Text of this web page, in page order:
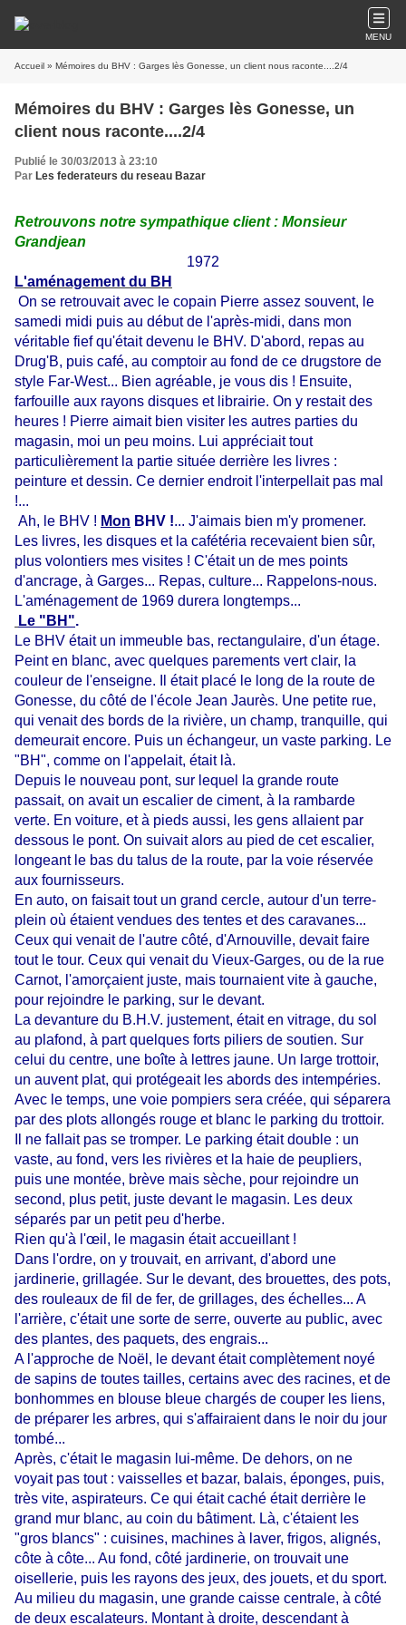
MENU
Accueil » Mémoires du BHV : Garges lès Gonesse, un client nous raconte....2/4
Mémoires du BHV : Garges lès Gonesse, un
client nous raconte....2/4
Publié le 30/03/2013 à 23:10
Par Les federateurs du reseau Bazar
Retrouvons notre sympathique client : Monsieur
Grandjean
1972
L'aménagement du BH
On se retrouvait avec le copain Pierre assez souvent, le
samedi midi puis au début de l'après-midi, dans mon
véritable fief qu'était devenu le BHV. D'abord, repas au
Drug'B, puis café, au comptoir au fond de ce drugstore de
style Far-West... Bien agréable, je vous dis ! Ensuite,
farfouille aux rayons disques et librairie. On y restait des
heures ! Pierre aimait bien visiter les autres parties du
magasin, moi un peu moins. Lui appréciait tout
particulièrement la partie située derrière les livres :
peinture et dessin. Ce dernier endroit l'interpellait pas mal
!...
Ah, le BHV ! Mon BHV !... J'aimais bien m'y promener.
Les livres, les disques et la cafétéria recevaient bien sûr,
plus volontiers mes visites ! C'était un de mes points
d'ancrage, à Garges... Repas, culture... Rappelons-nous.
L'aménagement de 1969 durera longtemps...
Le "BH".
Le BHV était un immeuble bas, rectangulaire, d'un étage.
Peint en blanc, avec quelques parements vert clair, la
couleur de l'enseigne. Il était placé le long de la route de
Gonesse, du côté de l'école Jean Jaurès. Une petite rue,
qui venait des bords de la rivière, un champ, tranquille, qui
demeurait encore. Puis un échangeur, un vaste parking. Le
"BH", comme on l'appelait, était là.
Depuis le nouveau pont, sur lequel la grande route
passait, on avait un escalier de ciment, à la rambarde
verte. En voiture, et à pieds aussi, les gens allaient par
dessous le pont. On suivait alors au pied de cet escalier,
longeant le bas du talus de la route, par la voie réservée
aux fournisseurs.
En auto, on faisait tout un grand cercle, autour d'un terre-
plein où étaient vendues des tentes et des caravanes...
Ceux qui venait de l'autre côté, d'Arnouville, devait faire
tout le tour. Ceux qui venait du Vieux-Garges, ou de la rue
Carnot, l'amorçaient juste, mais tournaient vite à gauche,
pour rejoindre le parking, sur le devant.
La devanture du B.H.V. justement, était en vitrage, du sol
au plafond, à part quelques forts piliers de soutien. Sur
celui du centre, une boîte à lettres jaune. Un large trottoir,
un auvent plat, qui protégeait les abords des intempéries.
Avec le temps, une voie pompiers sera créée, qui séparera
par des plots allongés rouge et blanc le parking du trottoir.
Il ne fallait pas se tromper. Le parking était double : un
vaste, au fond, vers les rivières et la haie de peupliers,
puis une montée, brève mais sèche, pour rejoindre un
second, plus petit, juste devant le magasin. Les deux
séparés par un petit peu d'herbe.
Rien qu'à l'œil, le magasin était accueillant !
Dans l'ordre, on y trouvait, en arrivant, d'abord une
jardinerie, grillagée. Sur le devant, des brouettes, des pots,
des rouleaux de fil de fer, de grillages, des échelles... A
l'arrière, c'était une sorte de serre, ouverte au public, avec
des plantes, des paquets, des engrais...
A l'approche de Noël, le devant était complètement noyé
de sapins de toutes tailles, certains avec des racines, et de
bonhommes en blouse bleue chargés de couper les liens,
de préparer les arbres, qui s'affairaient dans le noir du jour
tombé...
Après, c'était le magasin lui-même. De dehors, on ne
voyait pas tout : vaisselles et bazar, balais, éponges, puis,
très vite, aspirateurs. Ce qui était caché était derrière le
grand mur blanc, au coin du bâtiment. Là, c'étaient les
"gros blancs" : cuisines, machines à laver, frigos, alignés,
côte à côte... Au fond, côté jardinerie, on trouvait une
oisellerie, puis les rayons des jeux, des jouets, et du sport.
Au milieu du magasin, une grande caisse centrale, à côté
de deux escalateurs. Montant à droite, descendant à